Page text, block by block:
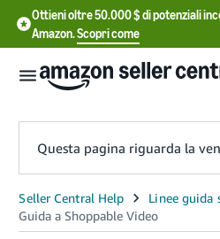
Ottieni oltre 50.000 $ di potenziali
Amazon.Scopri come
English
Questa pagina riguarda la